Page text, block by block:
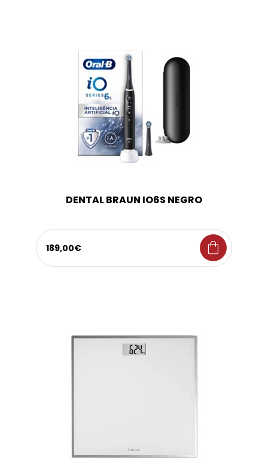
DENTAL BRAUN IO6S NEGRO
189,00€ shopping_bag